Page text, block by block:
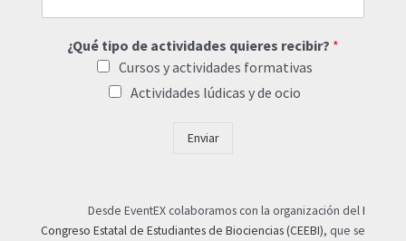
¿Qué tipo de actividades quieres recibir? *
Cursos y actividades formativas
Actividades lúdicas y de ocio
Enviar
Desde EventEX colaboramos con la organización delI
Congreso Estatal de Estudiantes de Biociencias (CEEBI), que se